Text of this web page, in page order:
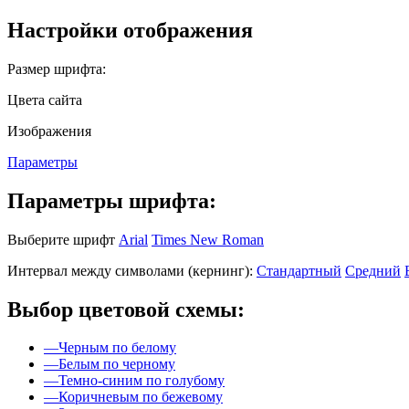
Настройки отображения
Размер шрифта:
Цвета сайта
Изображения
Параметры
Параметры шрифта:
Выберите шрифт Arial Times New Roman
Интервал между символами (кернинг): Стандартный Средний
Выбор цветовой схемы:
—Черным по белому
—Белым по черному
—Темно-синим по голубому
—Коричневым по бежевому